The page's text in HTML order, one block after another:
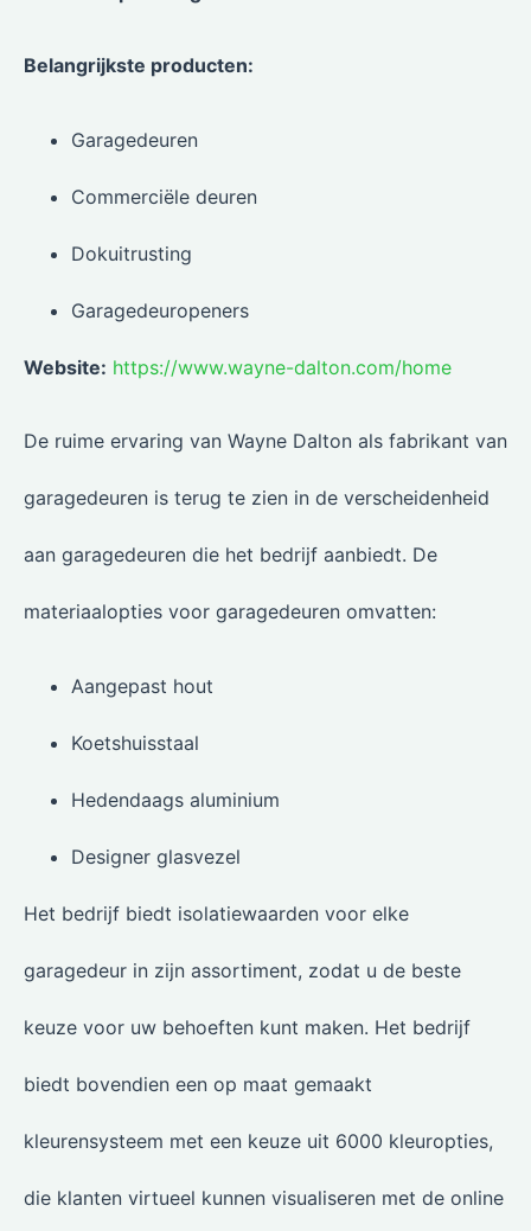
Belangrijkste producten:
Garagedeuren
Commerciële deuren
Dokuitrusting
Garagedeuropeners
Website: https://www.wayne-dalton.com/home
De ruime ervaring van Wayne Dalton als fabrikant van
garagedeuren is terug te zien in de verscheidenheid
aan garagedeuren die het bedrijf aanbiedt. De
materiaalopties voor garagedeuren omvatten:
Aangepast hout
Koetshuisstaal
Hedendaags aluminium
Designer glasvezel
Het bedrijf biedt isolatiewaarden voor elke
garagedeur in zijn assortiment, zodat u de beste
keuze voor uw behoeften kunt maken. Het bedrijf
biedt bovendien een op maat gemaakt
kleurensysteem met een keuze uit 6000 kleuropties,
die klanten virtueel kunnen visualiseren met de online